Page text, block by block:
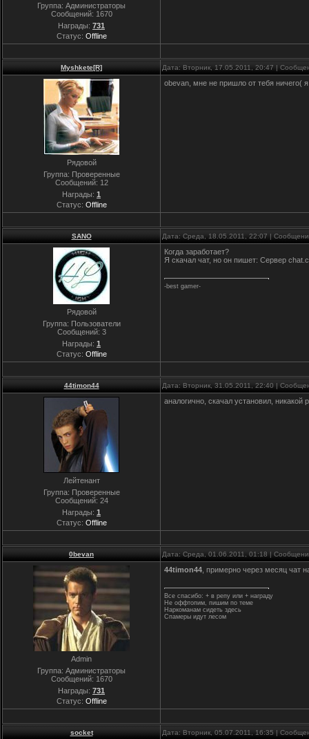
Группа: Администраторы
Сообщений: 1670
Награды: 731
Статус: Offline
Myshkete[R] Дата: Вторник, 17.05.2011, 20:47 |
Рядовой
Группа: Проверенные
Сообщений: 12
Награды: 1
Статус: Offline
obevan, мне не пришло от тебя ничего(
SANO Дата: Среда, 18.05.2011, 22:07 |
Рядовой
Группа: Пользователи
Сообщений: 3
Награды: 1
Статус: Offline
Когда заработает?
Я скачал чат, но он пишет: Сервер
-best gamer-
44timon44 Дата: Вторник, 31.05.2011, 22:40 |
Лейтенант
Группа: Проверенные
Сообщений: 24
Награды: 1
Статус: Offline
аналогично, скачал установил, никакой
0bevan Дата: Среда, 01.06.2011, 01:18 |
Admin
Группа: Администраторы
Сообщений: 1670
Награды: 731
Статус: Offline
44timon44 , примерно через месяц чат
Все спасибо: + в репу или + награду
Не оффтопим, пишим по теме
Наркоманам сидеть здесь
Спамеры идут лесом
socket Дата: Вторник, 05.07.2011, 16:35 |